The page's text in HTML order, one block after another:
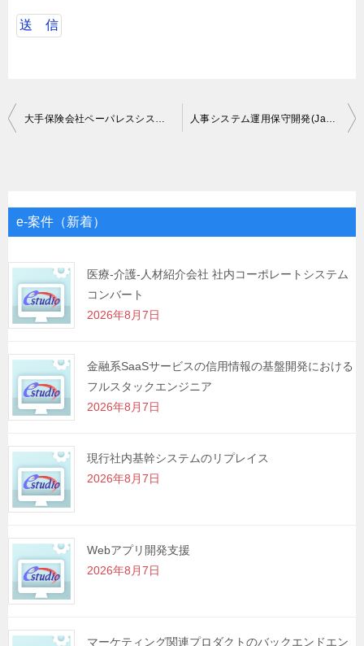
投
ゲ
シ
ョ
ン
大手保険会社ペーパレスシステム 人事システム運用保守開発(Java)
e-案件（新着）
医療-介護-人材紹介会社 社内コーポレートシステム
コンバート
2026年8月7日
金融系SaaSサービスの信用情報の基盤開発における
フルスタックエンジニア
2026年8月7日
現行社内基幹システムのリプレイス
2026年8月7日
Webアプリ開発支援
2026年8月7日
マーケティング関連プロダクトのバックエンドエン